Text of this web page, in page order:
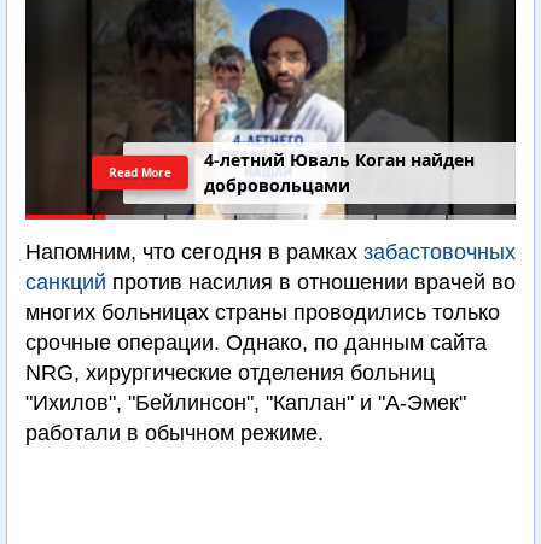
4-летний Юваль Коган найден
добровольцами
Read More
Напомним, что сегодня в рамках забастовочных
санкций против насилия в отношении врачей во
многих больницах страны проводились только
срочные операции. Однако, по данным сайта
NRG, хирургические отделения больниц
"Ихилов", "Бейлинсон", "Каплан" и "А-Эмек"
работали в обычном режиме.